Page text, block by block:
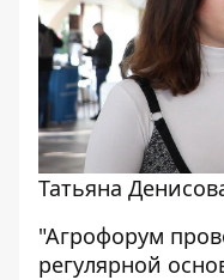
Татьяна
"Агрофорум
регулярной